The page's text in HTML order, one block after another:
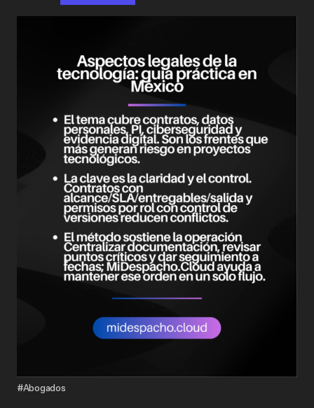
#Abogados